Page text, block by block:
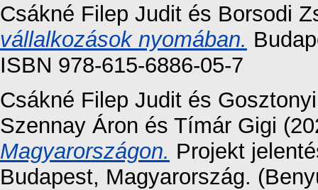
Csákné Filep Judit és Borsodi
vállalkozások nyomában.
ISBN 978-615-6886-05-7
Csákné Filep Judit és
Szennay Áron és Tímár Gigi
Magyarországon. Projekt
Budapest, Magyarország.